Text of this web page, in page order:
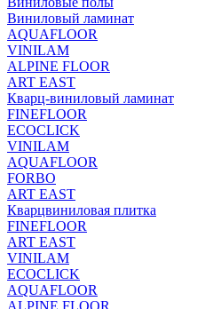
Виниловый ламинат
AQUAFLOOR
VINILAM
ALPINE FLOOR
ART EAST
Кварц-виниловый ламинат
FINEFLOOR
ECOCLICK
VINILAM
AQUAFLOOR
FORBO
ART EAST
Кварцвиниловая плитка
FINEFLOOR
ART EAST
VINILAM
ECOCLICK
AQUAFLOOR
ALPINE FLOOR